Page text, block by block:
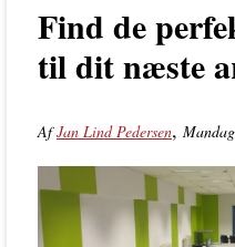
Find de
til dit næste
AfJan Lind Pedersen,